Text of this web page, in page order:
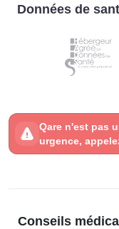
Données de
Qare n'est pas
urgence,
Conseils